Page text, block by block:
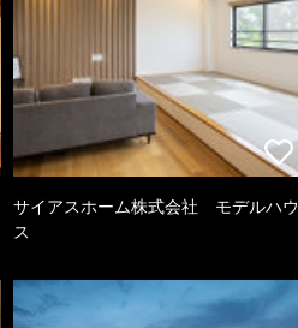
サイアスホーム株式会社 モデルハウ
ス